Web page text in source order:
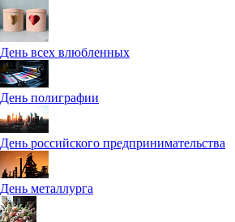
День всех влюбленных
День полиграфии
День российского предпринимательства
День металлурга